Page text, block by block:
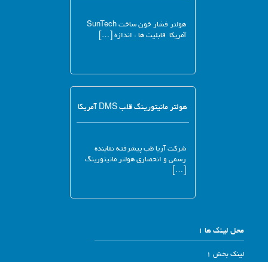
هولتر فشار خون ساخت SunTech
آمریکا قابلیت ها : اندازه […]
هولتر مانیتورینگ قلب DMS آمریکا
شرکت آریا طب پیشرفته نماینده
رسمی و انحصاری هولتر مانیتورینگ
[…]
محل لینک ها 1
لینک بخش 1